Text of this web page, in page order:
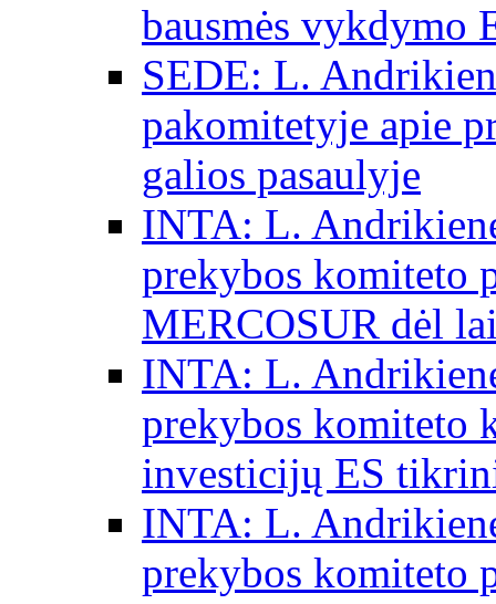
bausmės vykdymo
SEDE: L.
pakomitetyje apie
galios pasaulyje
INTA: L.
prekybos komiteto
MERCOSUR dėl
INTA: L.
prekybos komiteto
investicijų ES
INTA: L.
prekybos komiteto